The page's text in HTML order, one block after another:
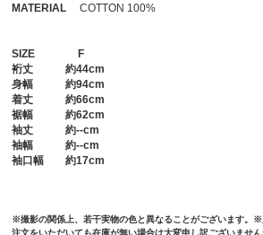
MATERIAL COTTON 100%
SIZE
F
裄丈 約44cm
身幅 約94cm
着丈 約66cm
裾幅 約62cm
袖丈 約--cm
袖幅 約--cm
袖口幅 約17cm
※撮影の関係上、若干実物の色と異なることがございます。
注文をいただいても在庫が無い場合は大変申し訳ございませ